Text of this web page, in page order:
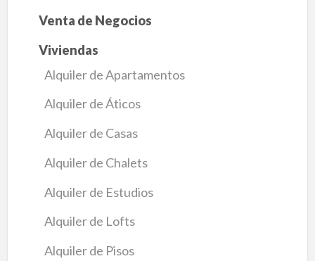
Venta de Negocios
Viviendas
Alquiler de Apartamentos
Alquiler de Áticos
Alquiler de Casas
Alquiler de Chalets
Alquiler de Estudios
Alquiler de Lofts
Alquiler de Pisos